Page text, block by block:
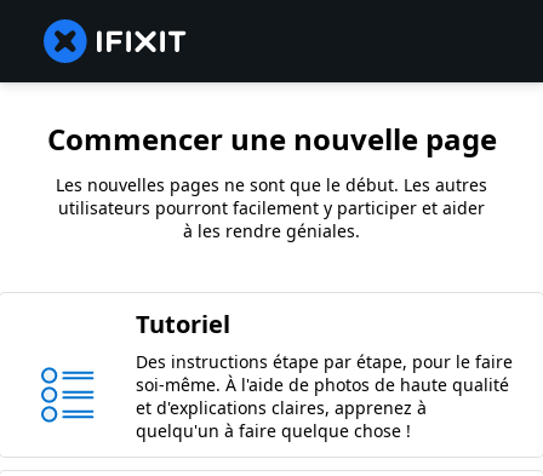
Commencer une nouvelle page
Les nouvelles pages ne sont que le début. Les autres
utilisateurs pourront facilement y participer et aider
à les rendre géniales.
Tutoriel
Des instructions étape par étape, pour le faire
soi-même. À l'aide de photos de haute qualité
et d'explications claires, apprenez à
quelqu'un à faire quelque chose !